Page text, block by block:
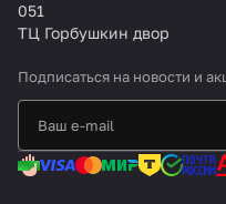
051
ТЦ Горбушкин двор
Подписаться на новости и